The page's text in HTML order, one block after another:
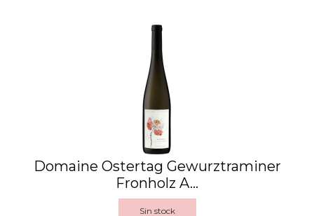
Domaine Ostertag Gewurztraminer
Fronholz A...
Sin stock